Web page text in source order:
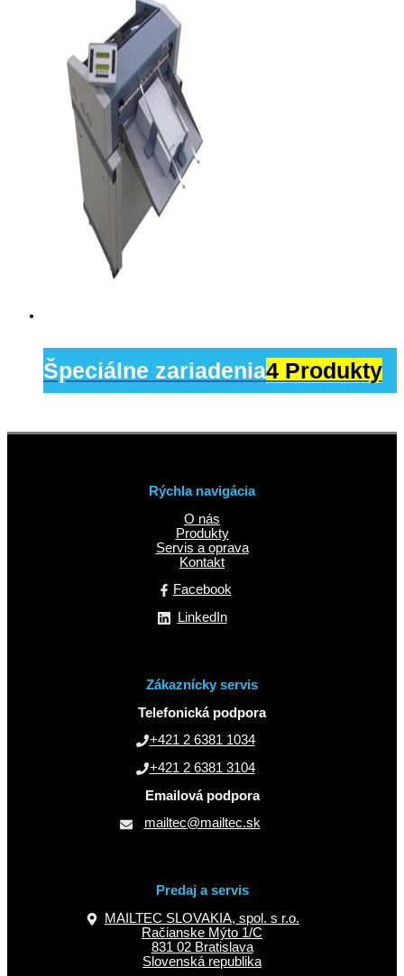
Špeciálne zariadenia4 Produkty
Rýchla navigácia
O nás
Produkty
Servis a oprava
Kontakt
Facebook
LinkedIn
Zákaznícky servis
Telefonická podpora
+421 2 6381 1034
+421 2 6381 3104
Emailová podpora
mailtec@mailtec.sk
Predaj a servis
MAILTEC SLOVAKIA, spol. s r.o.
Račianske Mýto 1/C
831 02 Bratislava
Slovenská republika